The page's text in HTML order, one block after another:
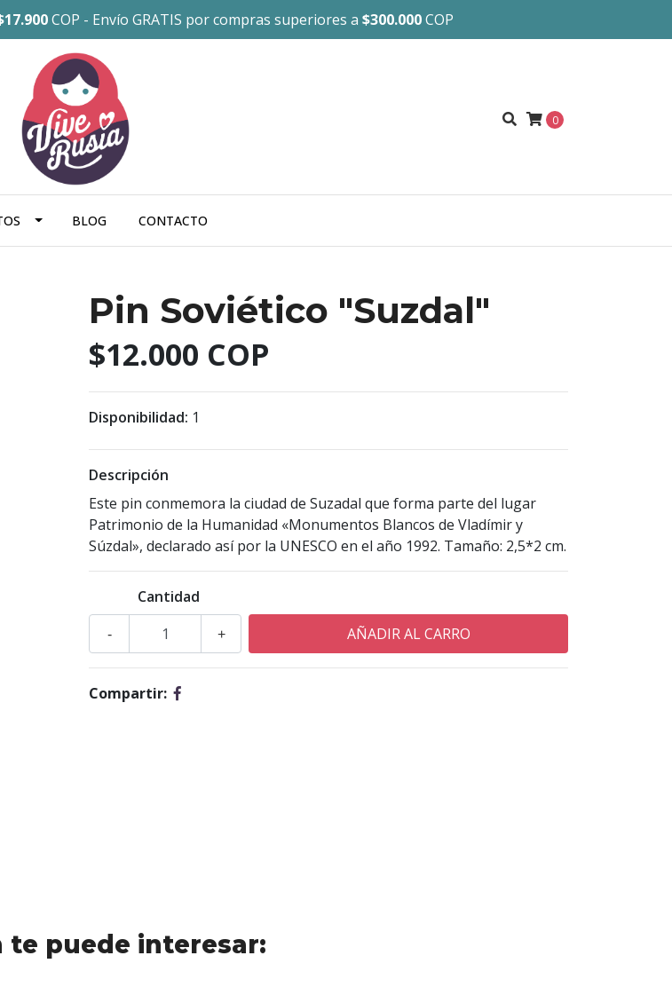
COP - Envío GRATIS por compras superiores a $300.000COP
0
BLOG CONTACTO
Pin Soviético "Suzdal"
$12.000 COP
Disponibilidad: 1
Descripción
Este pin conmemora la ciudad de Suzadal que forma parte del lugar
Patrimonio de la Humanidad «Monumentos Blancos de Vladímir y
Súzdal», declarado así por la UNESCO en el año 1992. Tamaño: 2,5*2 cm.
Cantidad
+
-
Compartir:
te puede interesar: